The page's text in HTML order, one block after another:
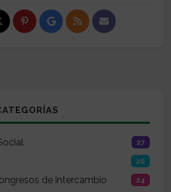
27
26
de intercambio 24